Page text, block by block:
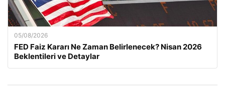
05/08/2026
FED Faiz Kararı Ne Zaman Belirlenecek? Nisan 2026
Beklentileri ve Detaylar